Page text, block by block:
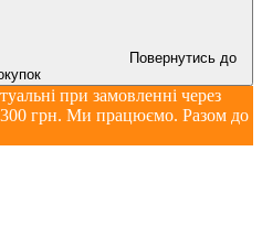
Повернутись до
при замовленні через
300 грн. Ми працюємо. Разом до